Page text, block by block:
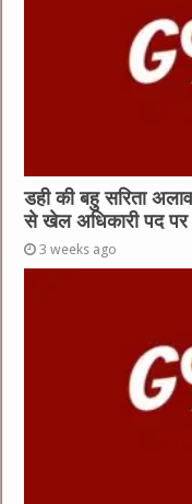
डही की बहु सरिता
से खेल अधिकारी पद पर
3 weeks ago